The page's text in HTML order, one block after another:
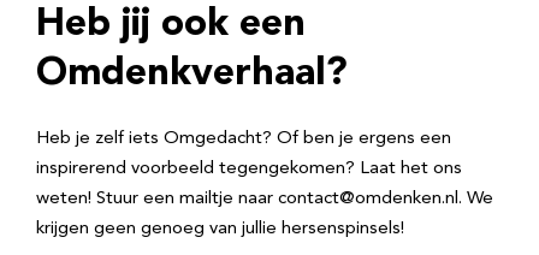
r
e
Heb jij ook een
Omdenkverhaal?
Heb je zelf iets Omgedacht? Of ben je ergens een
inspirerend voorbeeld tegengekomen? Laat het ons
weten! Stuur een mailtje naar contact@omdenken.nl. We
krijgen geen genoeg van jullie hersenspinsels!